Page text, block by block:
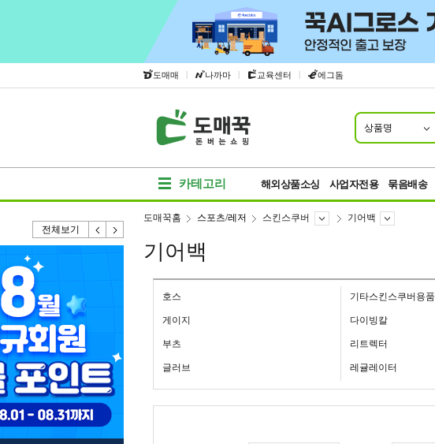
도매매 | 나까마 | 교육센터 | 에그돔
상품명
카테고리 해외상품소싱 사업자전용 묶음배송
전체보기
도매꾹홈 스포츠/레저 스킨스쿠버 기어백
기어백
호스 기타스킨스쿠버용품
게이지 다이빙칼
부츠 리트렉터
글러브 레귤레이터